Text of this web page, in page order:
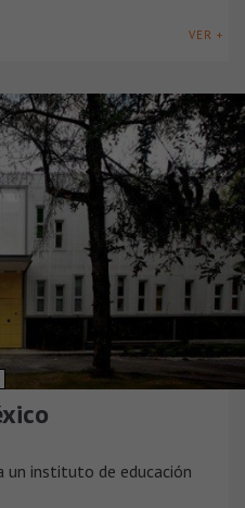
VER +
un instituto de educación